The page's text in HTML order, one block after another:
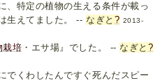
、特定の植物の生える条件が載っ
生えてました。 -- なぎと ? 2013-
栽培 ・エサ場』でした。 -- なぎと ?
でくわしたんですぐ死んだスピー